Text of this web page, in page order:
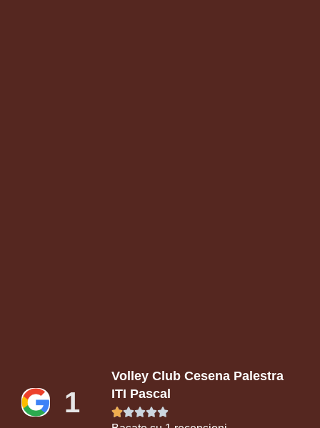
1
Volley Club Cesena Palestra
ITI Pascal
